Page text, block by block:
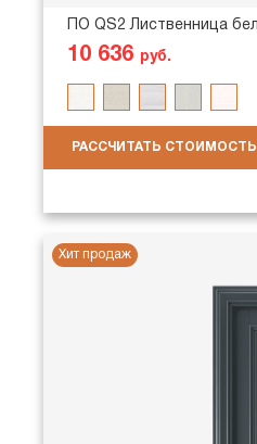
ПО QS2 Лиственница
10 636 руб.
РАССЧИТАТЬ СТОИМОСТЬ
Хит продаж